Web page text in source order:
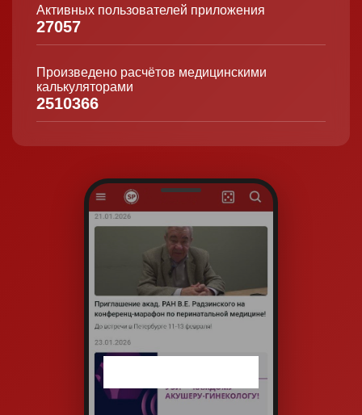
Активных пользователей приложения
27057
Произведено расчётов медицинскими
калькуляторами
2510366